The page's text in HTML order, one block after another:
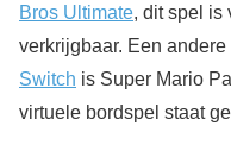
Bros Ultimate, dit spel is
verkrijgbaar. Een
Switch is Super Mario
virtuele bordspel staat